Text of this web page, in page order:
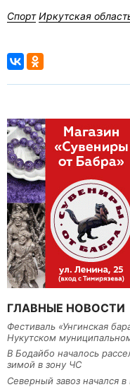
Спорт Иркутская
ГЛАВНЫЕ НОВОСТИ
Фестиваль «Унгинская
Нукутском
В Бодайбо началось
зимой в зону ЧС
Северный завоз начался